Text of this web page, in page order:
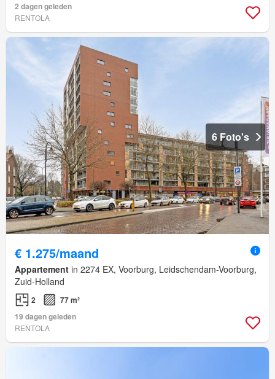
2 dagen geleden
RENTOLA
6 Foto's
€ 1.275/maand
Appartement in 2274 EX, Voorburg, Leidschendam-Voorburg,
Zuid-Holland
2
77 m²
19 dagen geleden
RENTOLA